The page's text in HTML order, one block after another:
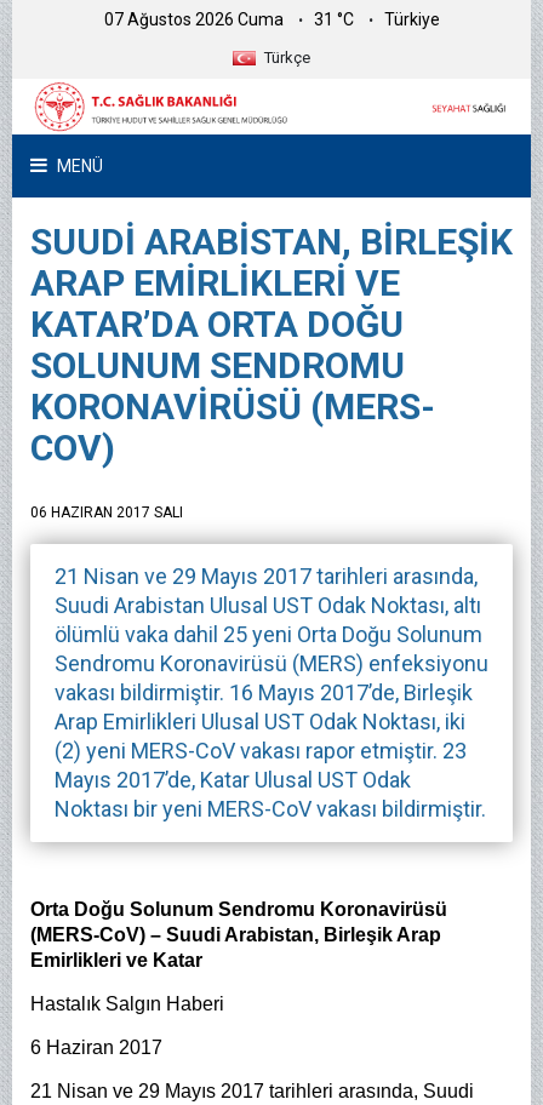
07 Ağustos 2026 Cuma 31 °C Türkiye
Türkçe
MENÜ
SUUDİ ARABİSTAN, BİRLEŞİK
ARAP EMİRLİKLERİ VE
KATAR’DA ORTA DOĞU
SOLUNUM SENDROMU
KORONAVİRÜSÜ (MERS-
COV)
06 HAZIRAN 2017 SALI
21 Nisan ve 29 Mayıs 2017 tarihleri arasında,
Suudi Arabistan Ulusal UST Odak Noktası, altı
ölümlü vaka dahil 25 yeni Orta Doğu Solunum
Sendromu Koronavirüsü (MERS) enfeksiyonu
vakası bildirmiştir. 16 Mayıs 2017’de, Birleşik
Arap Emirlikleri Ulusal UST Odak Noktası, iki
(2) yeni MERS-CoV vakası rapor etmiştir. 23
Mayıs 2017’de, Katar Ulusal UST Odak
Noktası bir yeni MERS-CoV vakası bildirmiştir.
Orta Doğu Solunum Sendromu Koronavirüsü
(MERS-CoV) – Suudi Arabistan, Birleşik Arap
Emirlikleri ve Katar
Hastalık Salgın Haberi
6 Haziran 2017
21 Nisan ve 29 Mayıs 2017 tarihleri arasında, Suudi